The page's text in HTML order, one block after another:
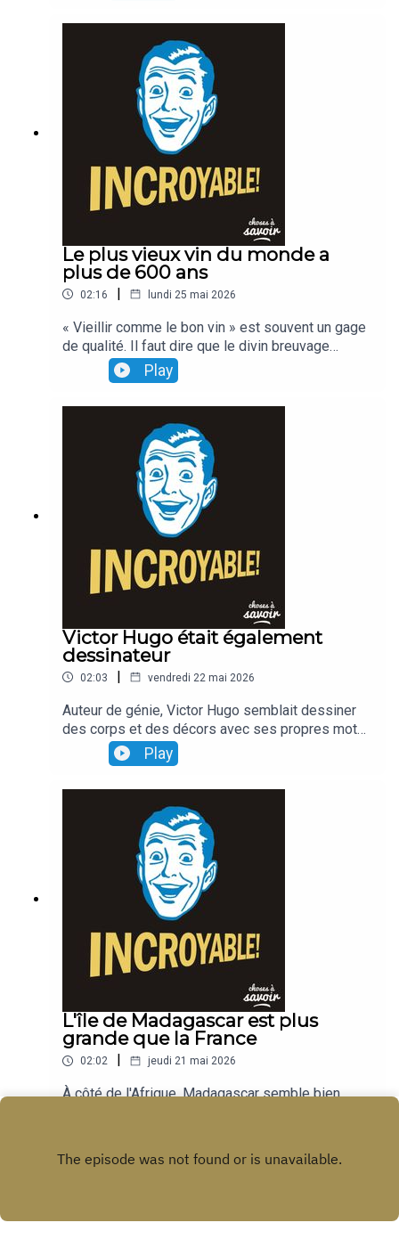
Le plus vieux vin du monde a
plus de 600 ans
02:16 | lundi 25 mai 2026
« Vieillir comme le bon vin » est souvent un gage
de qualité. Il faut dire que le divin breuvage
remonte parfois à Mathusalem... ou presque Celui
des hospices de Strasbourg, par exemple... a
près de 600 ans d'âge...
Play
Victor Hugo était également
dessinateur
02:03 | vendredi 22 mai 2026
Auteur de génie, Victor Hugo semblait dessiner
des corps et des décors avec ses propres mots.
Ce qui est moins connu, en revanche, c'est que
l'écrivain était également... dessinateur, et qu'il
faisait ses propres illustrations
Play
L'île de Madagascar est plus
grande que la France
02:02 | jeudi 21 mai 2026
À côté de l'Afrique, Madagascar semble bien
incroyable, mais cette île de l'océan Indien est en
fait... 1,07 fois plus grande que l'Hexagone !